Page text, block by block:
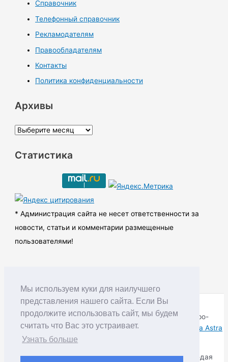
Мы используем куки для наилучшего
представления нашего сайта. Если Вы
продолжите использовать сайт, мы будем
считать что Вас это устраивает.
Узнать больше
Справочник
Телефонный справочник
Рекламодателям
Правообладателям
Контакты
Политика конфиденциальности
Архивы
А
х
ы
Статистика
* Администрация сайта не несет ответственности за
новости, статьи и комментарии размещенные
пользователями!
Copyright © RUDNIK.MOBI 28.06.2008 - 2026 | Северо-
Енисейский округ Красноярского края | Powered by
Тема Astra
Копирование материалов разрешается только соблюдая